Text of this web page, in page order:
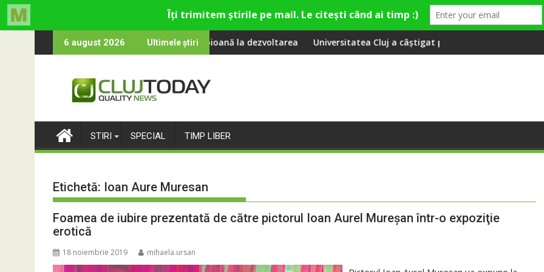
to
6 august 2026 Ultimele știri
învățat româna la 2 ani
de Apă Someș, campioană la dezvoltarea infrastructurii de apă și canalizare
Universitatea Cluj a câștigat partida cu FC Botoșani Aeroportul
STIRI SPECIAL TIMP LIBER
Etichetă: Ioan Aure Muresan
Foamea de iubire prezentată de către pictorul Ioan Aurel Mureşan într-o expoziţie
erotică
18 noiembrie 2019 mihaela.ursan